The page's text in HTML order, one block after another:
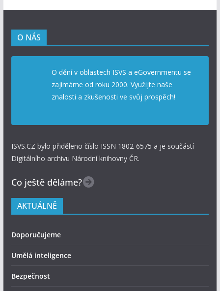
O NÁS
O dění v oblastech ISVS a eGovernmentu se
zajímáme od roku 2000. Využijte naše
znalosti a zkušenosti ve svůj prospěch!
ISVS.CZ bylo přiděleno číslo ISSN 1802-6575 a je součástí
Digitálního archivu Národní knihovny ČR.
Co ještě děláme?
AKTUÁLNĚ
Doporučujeme
Umělá inteligence
Bezpečnost